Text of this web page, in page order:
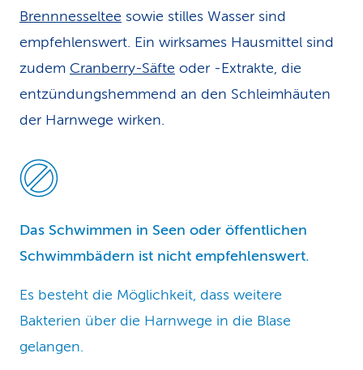
Brennnesseltee sowie stilles Wasser sind
empfehlenswert. Ein wirksames Haus­mittel sind
zudem Cranberry-Säfte oder -Extrakte, die
entzündungshemmend an den Schleimhäuten
der Harnwege wirken.
Das Schwimmen in Seen oder öffentlichen
Schwimmbädern ist nicht empfehlenswert.
Es besteht die Möglichkeit, dass weitere
Bakterien über die Harnwege in die Blase
gelangen.